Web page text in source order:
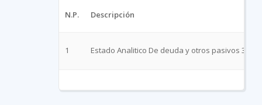
N.P. Descripción
1 Estado Analitico De deuda y otros pasivos 31